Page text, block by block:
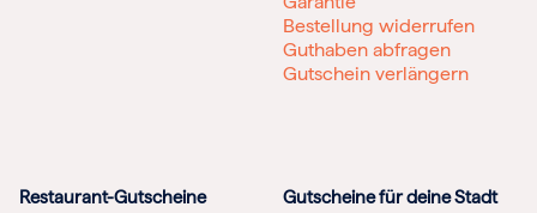
Bestellung widerrufen
Guthaben abfragen
Gutschein verlängern
Restaurant-Gutscheine Gutscheine für deine Stadt